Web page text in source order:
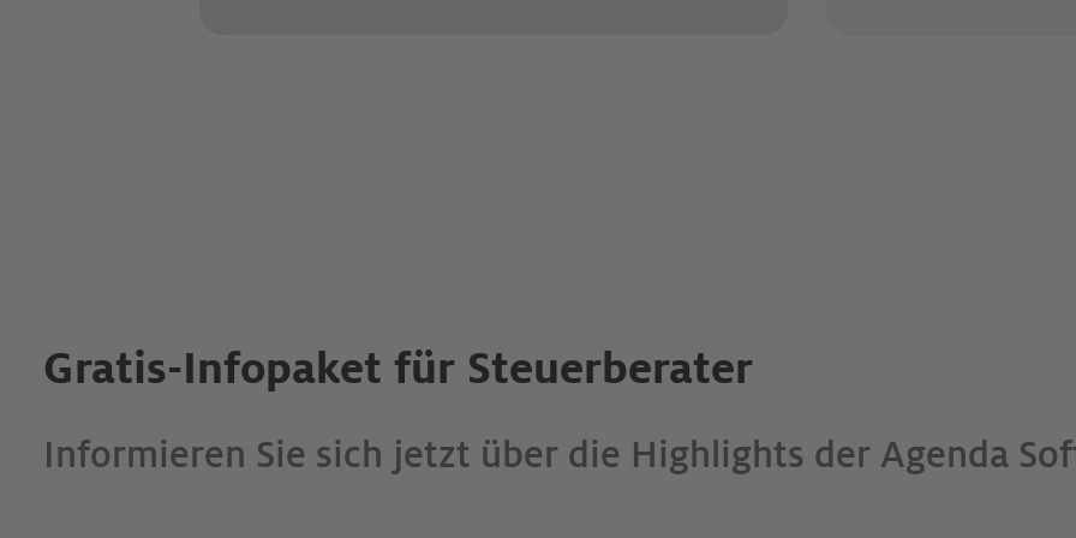
Gratis-Infopaket für Steuerberater
Informieren Sie sich jetzt über die Highlights der Agenda